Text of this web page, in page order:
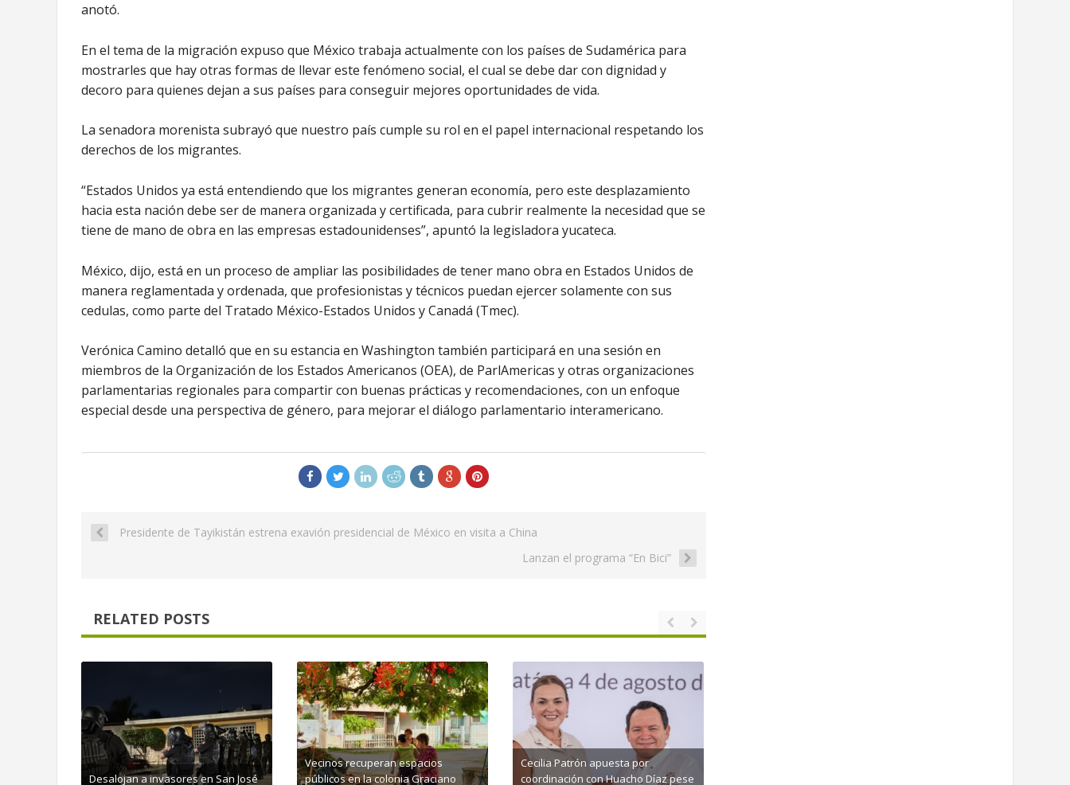
anotó.
En el tema de la migración expuso que México trabaja actualmente con los países de Sudamérica para
mostrarles que hay otras formas de llevar este fenómeno social, el cual se debe dar con dignidad y
decoro para quienes dejan a sus países para conseguir mejores oportunidades de vida.
La senadora morenista subrayó que nuestro país cumple su rol en el papel internacional respetando los
derechos de los migrantes.
“Estados Unidos ya está entendiendo que los migrantes generan economía, pero este desplazamiento
hacia esta nación debe ser de manera organizada y certificada, para cubrir realmente la necesidad que se
tiene de mano de obra en las empresas estadounidenses”, apuntó la legisladora yucateca.
México, dijo, está en un proceso de ampliar las posibilidades de tener mano obra en Estados Unidos de
manera reglamentada y ordenada, que profesionistas y técnicos puedan ejercer solamente con sus
cedulas, como parte del Tratado México-Estados Unidos y Canadá (Tmec).
Verónica Camino detalló que en su estancia en Washington también participará en una sesión en
miembros de la Organización de los Estados Americanos (OEA), de ParlAmericas y otras organizaciones
parlamentarias regionales para compartir con buenas prácticas y recomendaciones, con un enfoque
especial desde una perspectiva de género, para mejorar el diálogo parlamentario interamericano.
Presidente de Tayikistán estrena exavión presidencial de México en visita a China
Lanzan el programa “En Bici”
RELATED POSTS
Desalojan a invasores en San José
Vecinos recuperan espacios
públicos en la colonia Graciano
Cecilia Patrón apuesta por
coordinación con Huacho Díaz pese